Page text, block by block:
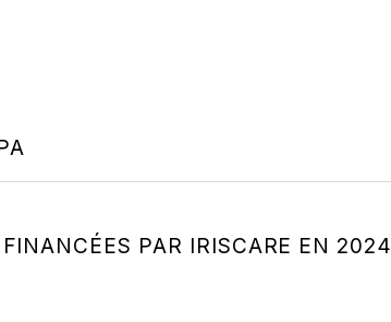
PAR IRISCARE EN 2024